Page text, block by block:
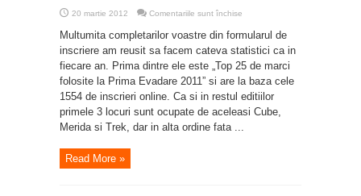
20 martie 2012 Comentariile sunt închise
2011
Multumita completarilor voastre din formularul de
inscriere am reusit sa facem cateva statistici ca in
fiecare an. Prima dintre ele este „Top 25 de marci
folosite la Prima Evadare 2011” si are la baza cele
1554 de inscrieri online. Ca si in restul editiilor
primele 3 locuri sunt ocupate de aceleasi Cube,
Merida si Trek, dar in alta ordine fata ...
Read More »